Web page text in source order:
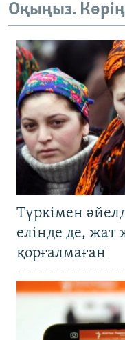
Оқыңыз.
Түркімен
елінде де, жат
қорғалмаған